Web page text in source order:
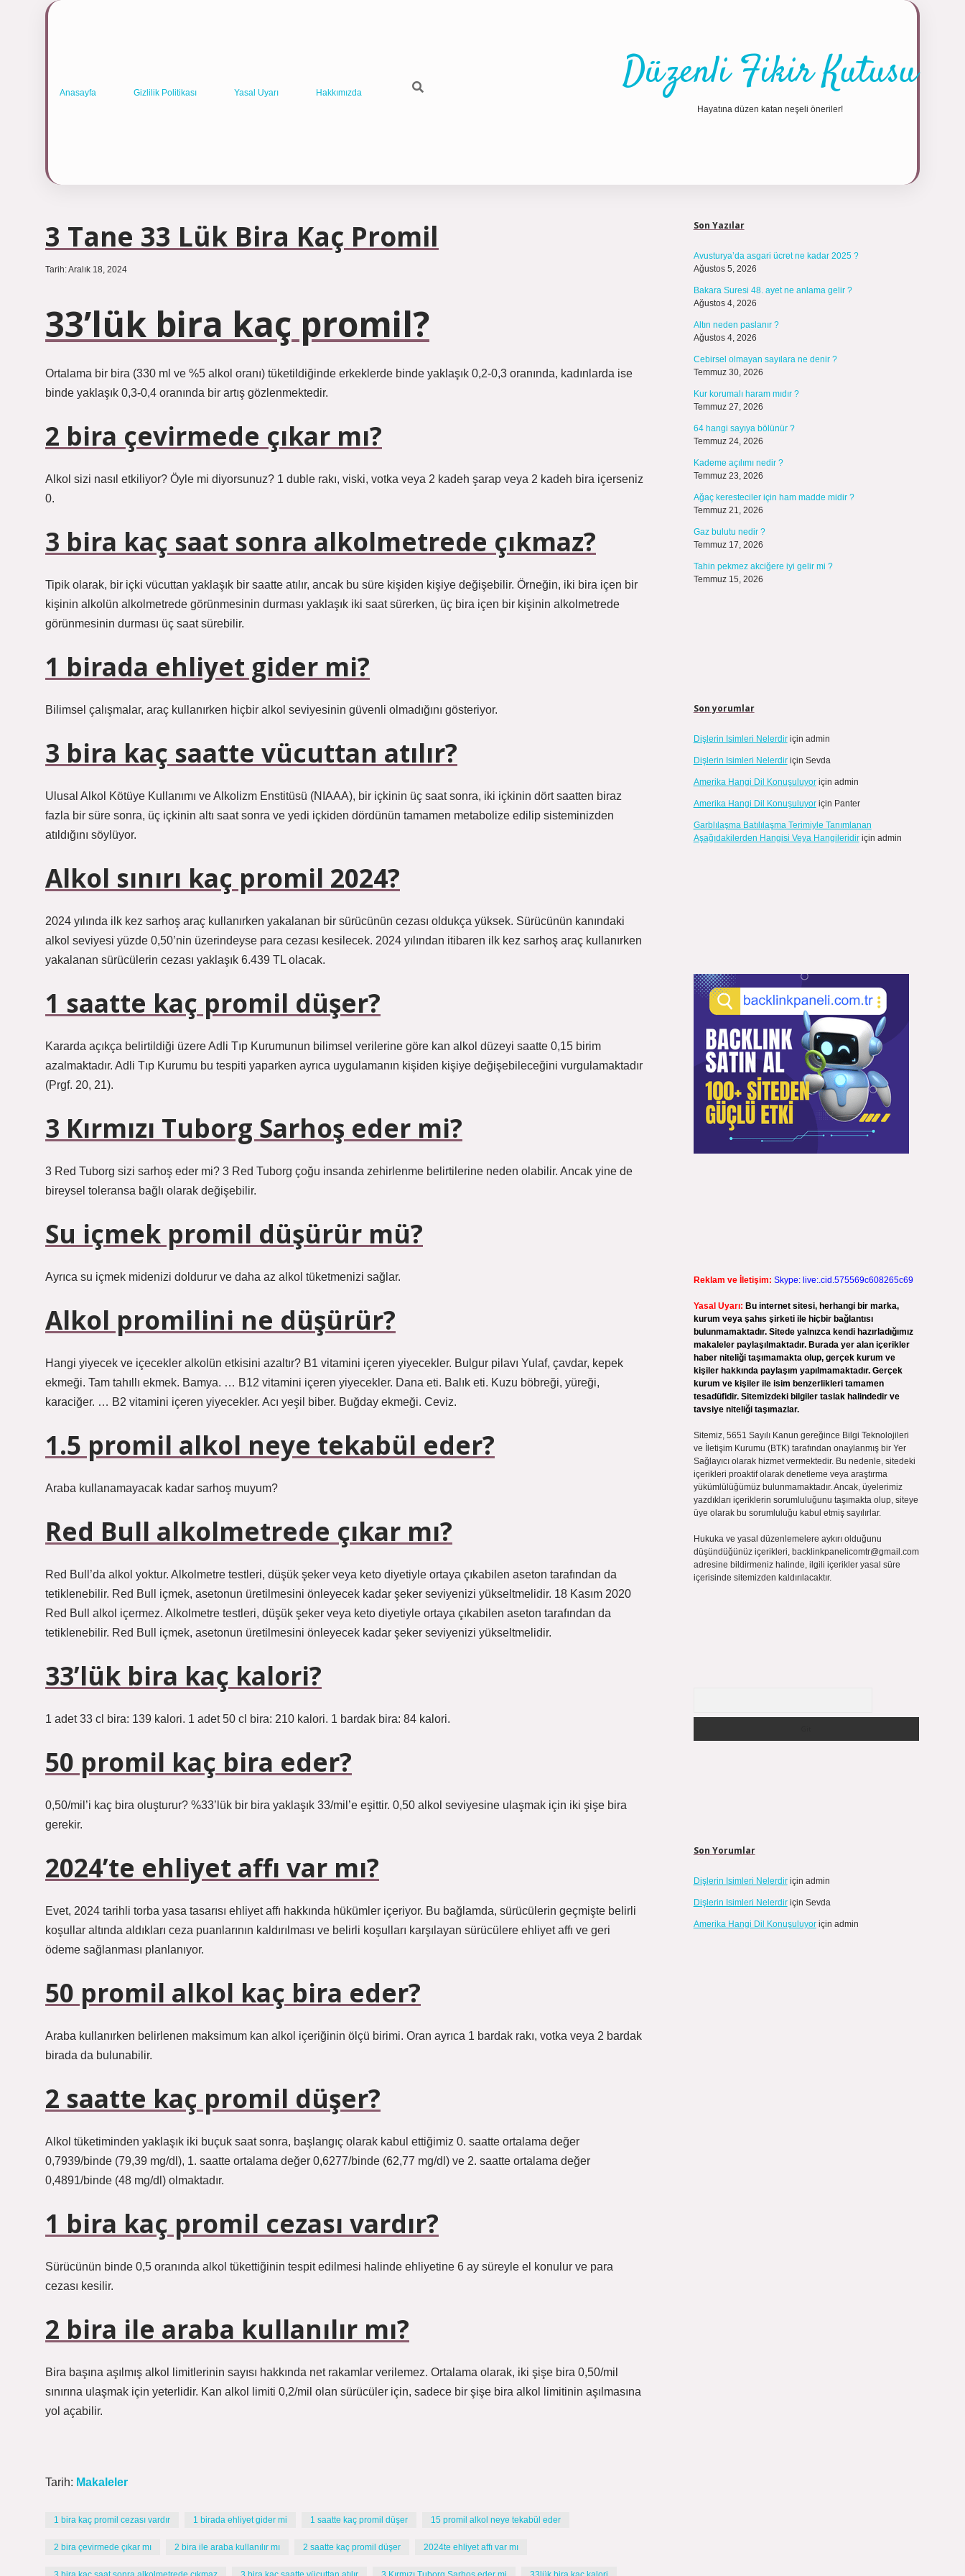
Anasayfa Gizlilik Politikası Yasal Uyarı Hakkımızda Düzenli Fikir Kutusu
Hayatına düzen katan neşeli öneriler!
3 Tane 33 Lük Bira Kaç Promil
Tarih: Aralık 18, 2024
33’lük bira kaç promil?
Ortalama bir bira (330 ml ve %5 alkol oranı) tüketildiğinde erkeklerde binde yaklaşık 0,2-0,3 oranında, kadınlarda ise
binde yaklaşık 0,3-0,4 oranında bir artış gözlenmektedir.
2 bira çevirmede çıkar mı?
Alkol sizi nasıl etkiliyor? Öyle mi diyorsunuz? 1 duble rakı, viski, votka veya 2 kadeh şarap veya 2 kadeh bira içerseniz
0.
3 bira kaç saat sonra alkolmetrede çıkmaz?
Tipik olarak, bir içki vücuttan yaklaşık bir saatte atılır, ancak bu süre kişiden kişiye değişebilir. Örneğin, iki bira içen bir
kişinin alkolün alkolmetrede görünmesinin durması yaklaşık iki saat sürerken, üç bira içen bir kişinin alkolmetrede
görünmesinin durması üç saat sürebilir.
1 birada ehliyet gider mi?
Bilimsel çalışmalar, araç kullanırken hiçbir alkol seviyesinin güvenli olmadığını gösteriyor.
3 bira kaç saatte vücuttan atılır?
Ulusal Alkol Kötüye Kullanımı ve Alkolizm Enstitüsü (NIAAA), bir içkinin üç saat sonra, iki içkinin dört saatten biraz
fazla bir süre sonra, üç içkinin altı saat sonra ve yedi içkiden dördünün tamamen metabolize edilip sisteminizden
atıldığını söylüyor.
Alkol sınırı kaç promil 2024?
2024 yılında ilk kez sarhoş araç kullanırken yakalanan bir sürücünün cezası oldukça yüksek. Sürücünün kanındaki
alkol seviyesi yüzde 0,50’nin üzerindeyse para cezası kesilecek. 2024 yılından itibaren ilk kez sarhoş araç kullanırken
yakalanan sürücülerin cezası yaklaşık 6.439 TL olacak.
1 saatte kaç promil düşer?
Kararda açıkça belirtildiği üzere Adli Tıp Kurumunun bilimsel verilerine göre kan alkol düzeyi saatte 0,15 birim
azalmaktadır. Adli Tıp Kurumu bu tespiti yaparken ayrıca uygulamanın kişiden kişiye değişebileceğini vurgulamaktadır
(Prgf. 20, 21).
3 Kırmızı Tuborg Sarhoş eder mi?
3 Red Tuborg sizi sarhoş eder mi? 3 Red Tuborg çoğu insanda zehirlenme belirtilerine neden olabilir. Ancak yine de
bireysel toleransa bağlı olarak değişebilir.
Su içmek promil düşürür mü?
Ayrıca su içmek midenizi doldurur ve daha az alkol tüketmenizi sağlar.
Alkol promilini ne düşürür?
Hangi yiyecek ve içecekler alkolün etkisini azaltır? B1 vitamini içeren yiyecekler. Bulgur pilavı Yulaf, çavdar, kepek
ekmeği. Tam tahıllı ekmek. Bamya. … B12 vitamini içeren yiyecekler. Dana eti. Balık eti. Kuzu böbreği, yüreği,
karaciğer. … B2 vitamini içeren yiyecekler. Acı yeşil biber. Buğday ekmeği. Ceviz.
1.5 promil alkol neye tekabül eder?
Araba kullanamayacak kadar sarhoş muyum?
Red Bull alkolmetrede çıkar mı?
Red Bull’da alkol yoktur. Alkolmetre testleri, düşük şeker veya keto diyetiyle ortaya çıkabilen aseton tarafından da
tetiklenebilir. Red Bull içmek, asetonun üretilmesini önleyecek kadar şeker seviyenizi yükseltmelidir. 18 Kasım 2020
Red Bull alkol içermez. Alkolmetre testleri, düşük şeker veya keto diyetiyle ortaya çıkabilen aseton tarafından da
tetiklenebilir. Red Bull içmek, asetonun üretilmesini önleyecek kadar şeker seviyenizi yükseltmelidir.
33’lük bira kaç kalori?
1 adet 33 cl bira: 139 kalori. 1 adet 50 cl bira: 210 kalori. 1 bardak bira: 84 kalori.
50 promil kaç bira eder?
0,50/mil’i kaç bira oluşturur? %33’lük bir bira yaklaşık 33/mil’e eşittir. 0,50 alkol seviyesine ulaşmak için iki şişe bira
gerekir.
2024’te ehliyet affı var mı?
Evet, 2024 tarihli torba yasa tasarısı ehliyet affı hakkında hükümler içeriyor. Bu bağlamda, sürücülerin geçmişte belirli
koşullar altında aldıkları ceza puanlarının kaldırılması ve belirli koşulları karşılayan sürücülere ehliyet affı ve geri
ödeme sağlanması planlanıyor.
50 promil alkol kaç bira eder?
Araba kullanırken belirlenen maksimum kan alkol içeriğinin ölçü birimi. Oran ayrıca 1 bardak rakı, votka veya 2 bardak
birada da bulunabilir.
2 saatte kaç promil düşer?
Alkol tüketiminden yaklaşık iki buçuk saat sonra, başlangıç ​​olarak kabul ettiğimiz 0. saatte ortalama değer
0,7939/binde (79,39 mg/dl), 1. saatte ortalama değer 0,6277/binde (62,77 mg/dl) ve 2. saatte ortalama değer
0,4891/binde (48 mg/dl) olmaktadır.
1 bira kaç promil cezası vardır?
Sürücünün binde 0,5 oranında alkol tükettiğinin tespit edilmesi halinde ehliyetine 6 ay süreyle el konulur ve para
cezası kesilir.
2 bira ile araba kullanılır mı?
Bira başına aşılmış alkol limitlerinin sayısı hakkında net rakamlar verilemez. Ortalama olarak, iki şişe bira 0,50/mil
sınırına ulaşmak için yeterlidir. Kan alkol limiti 0,2/mil olan sürücüler için, sadece bir şişe bira alkol limitinin aşılmasına
yol açabilir.
Tarih: Makaleler
1 bira kaç promil cezası vardır 1 birada ehliyet gider mi 1 saatte kaç promil düşer 15 promil alkol neye tekabül eder
2 bira çevirmede çıkar mı 2 bira ile araba kullanılır mı 2 saatte kaç promil düşer 2024te ehliyet affı var mı
Son Yazılar
Avusturya’da asgari ücret ne kadar 2025 ?
Ağustos 5, 2026
Bakara Suresi 48. ayet ne anlama gelir ?
Ağustos 4, 2026
Altın neden paslanır ?
Ağustos 4, 2026
Cebirsel olmayan sayılara ne denir ?
Temmuz 30, 2026
Kur korumalı haram mıdır ?
Temmuz 27, 2026
64 hangi sayıya bölünür ?
Temmuz 24, 2026
Kademe açılımı nedir ?
Temmuz 23, 2026
Ağaç keresteciler için ham madde midir ?
Temmuz 21, 2026
Gaz bulutu nedir ?
Temmuz 17, 2026
Tahin pekmez akciğere iyi gelir mi ?
Temmuz 15, 2026
Son yorumlar
Dişlerin Isimleri Nelerdiriçin admin
Dişlerin Isimleri Nelerdiriçin Sevda
Amerika Hangi Dil Konuşuluyoriçin admin
Amerika Hangi Dil Konuşuluyoriçin Panter
Garblılaşma Batılılaşma Terimiyle Tanımlanan
Aşağıdakilerden Hangisi Veya Hangileridiriçin admin
Reklam ve İletişim: Skype: live:.cid.575569c608265c69
Yasal Uyarı: Bu internet sitesi, herhangi bir marka,
kurum veya şahıs şirketi ile hiçbir bağlantısı
bulunmamaktadır. Sitede yalnızca kendi hazırladığımız
makaleler paylaşılmaktadır. Burada yer alan içerikler
haber niteliği taşımamakta olup, gerçek kurum ve
kişiler hakkında paylaşım yapılmamaktadır. Gerçek
kurum ve kişiler ile isim benzerlikleri tamamen
tesadüfidir. Sitemizdeki bilgiler taslak halindedir ve
tavsiye niteliği taşımazlar.
Sitemiz, 5651 Sayılı Kanun gereğince Bilgi Teknolojileri
ve İletişim Kurumu (BTK) tarafından onaylanmış bir Yer
Sağlayıcı olarak hizmet vermektedir. Bu nedenle, sitedeki
içerikleri proaktif olarak denetleme veya araştırma
yükümlülüğümüz bulunmamaktadır. Ancak, üyelerimiz
yazdıkları içeriklerin sorumluluğunu taşımakta olup, siteye
üye olarak bu sorumluluğu kabul etmiş sayılırlar.
Hukuka ve yasal düzenlemelere aykırı olduğunu
düşündüğünüz içerikleri, backlinkpanelicomtr@gmail.com
adresine bildirmeniz halinde, ilgili içerikler yasal süre
içerisinde sitemizden kaldırılacaktır.
Son Yorumlar
Dişlerin Isimleri Nelerdiriçin admin
Dişlerin Isimleri Nelerdiriçin Sevda
Amerika Hangi Dil Konuşuluyoriçin admin